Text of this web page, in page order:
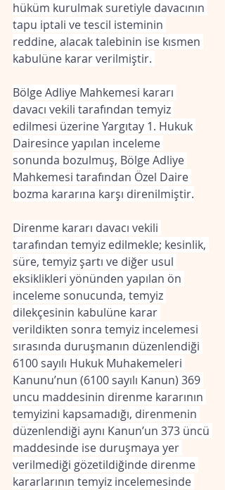
hüküm kurulmak suretiyle davacının
tapu iptali ve tescil isteminin
reddine, alacak talebinin ise kısmen
kabulüne karar verilmiştir.
Bölge Adliye Mahkemesi kararı
davacı vekili tarafından temyiz
edilmesi üzerine Yargıtay 1. Hukuk
Dairesince yapılan inceleme
sonunda bozulmuş, Bölge Adliye
Mahkemesi tarafından Özel Daire
bozma kararına karşı direnilmiştir.
Direnme kararı davacı vekili
tarafından temyiz edilmekle; kesinlik,
süre, temyiz şartı ve diğer usul
eksiklikleri yönünden yapılan ön
inceleme sonucunda, temyiz
dilekçesinin kabulüne karar
verildikten sonra temyiz incelemesi
sırasında duruşmanın düzenlendiği
6100 sayılı Hukuk Muhakemeleri
Kanunu’nun (6100 sayılı Kanun) 369
uncu maddesinin direnme kararının
temyizini kapsamadığı, direnmenin
düzenlendiği aynı Kanun’un 373 üncü
maddesinde ise duruşmaya yer
verilmediği gözetildiğinde direnme
kararlarının temyiz incelemesinde